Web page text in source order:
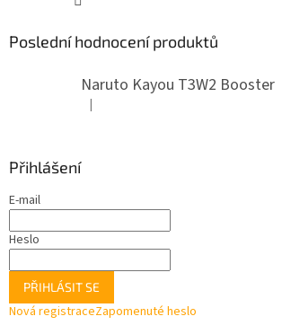
Poslední hodnocení produktů
Naruto Kayou T3W2 Booster
Hodnocení produktu je 4 z 5 hvězdiček.
|
Přihlášení
E-mail
Heslo
PŘIHLÁSIT SE
Nová registraceZapomenuté heslo